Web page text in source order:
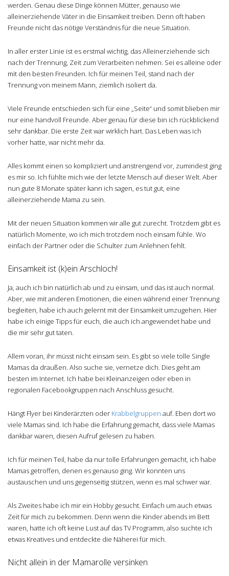
werden. Genau diese Dinge können Mütter, genauso wie
alleinerziehende Väter in die Einsamkeit treiben. Denn oft haben
Freunde nicht das nötige Verständnis für die neue Situation.
In aller erster Linie ist es erstmal wichtig, das Alleinerziehende sich
nach der Trennung, Zeit zum Verarbeiten nehmen. Sei es alleine oder
mit den besten Freunden. Ich für meinen Teil, stand nach der
Trennung von meinem Mann, ziemlich isoliert da.
Viele Freunde entschieden sich für eine „Seite“ und somit blieben mir
nur eine handvoll Freunde. Aber genau für diese bin ich rückblickend
sehr dankbar. Die erste Zeit war wirklich hart. Das Leben was ich
vorher hatte, war nicht mehr da.
Alles kommt einen so kompliziert und anstrengend vor, zumindest ging
es mir so. Ich fühlte mich wie der letzte Mensch auf dieser Welt. Aber
nun gute 8 Monate später kann ich sagen, es tut gut, eine
alleinerziehende Mama zu sein.
Mit der neuen Situation kommen wir alle gut zurecht. Trotzdem gibt es
natürlich Momente, wo ich mich trotzdem noch einsam fühle. Wo
einfach der Partner oder die Schulter zum Anlehnen fehlt.
Einsamkeit ist (k)ein Arschloch!
Ja, auch ich bin natürlich ab und zu einsam, und das ist auch normal.
Aber, wie mit anderen Emotionen, die einen während einer Trennung
begleiten, habe ich auch gelernt mit der Einsamkeit umzugehen. Hier
habe ich einige Tipps für euch, die auch ich angewendet habe und
die mir sehr gut taten.
Allem voran, ihr müsst nicht einsam sein. Es gibt so viele tolle Single
Mamas da draußen. Also suche sie, vernetze dich. Dies geht am
besten im Internet. Ich habe bei Kleinanzeigen oder eben in
regionalen Facebookgruppen nach Anschluss gesucht.
Hängt Flyer bei Kinderärzten oder Krabbelgruppen auf. Eben dort wo
viele Mamas sind. Ich habe die Erfahrung gemacht, dass viele Mamas
dankbar waren, diesen Aufruf gelesen zu haben.
Ich für meinen Teil, habe da nur tolle Erfahrungen gemacht, ich habe
Mamas getroffen, denen es genauso ging. Wir konnten uns
austauschen und uns gegenseitig stützen, wenn es mal schwer war.
Als Zweites habe ich mir ein Hobby gesucht. Einfach um auch etwas
Zeit für mich zu bekommen. Denn wenn die Kinder abends im Bett
waren, hatte ich oft keine Lust auf das TV Programm, also suchte ich
etwas Kreatives und entdeckte die Näherei für mich.
Nicht allein in der Mamarolle versinken